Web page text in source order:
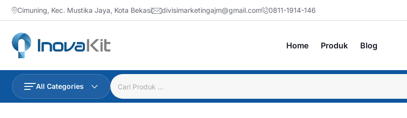
Cimuning, Kec. Mustika Jaya, Kota Bekasi divisimarketingajm@gmail.com 0811-1914-146
Home Produk Blog
All Categories